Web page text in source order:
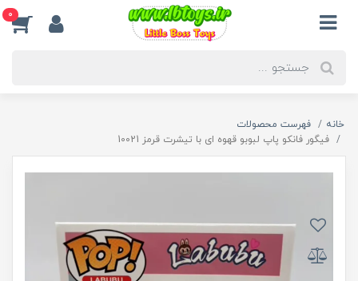
0
خانه
فهرست محصولات
فیگور فانکو پاپ لبوبو قهوه ای با تیشرت قرمز 10021